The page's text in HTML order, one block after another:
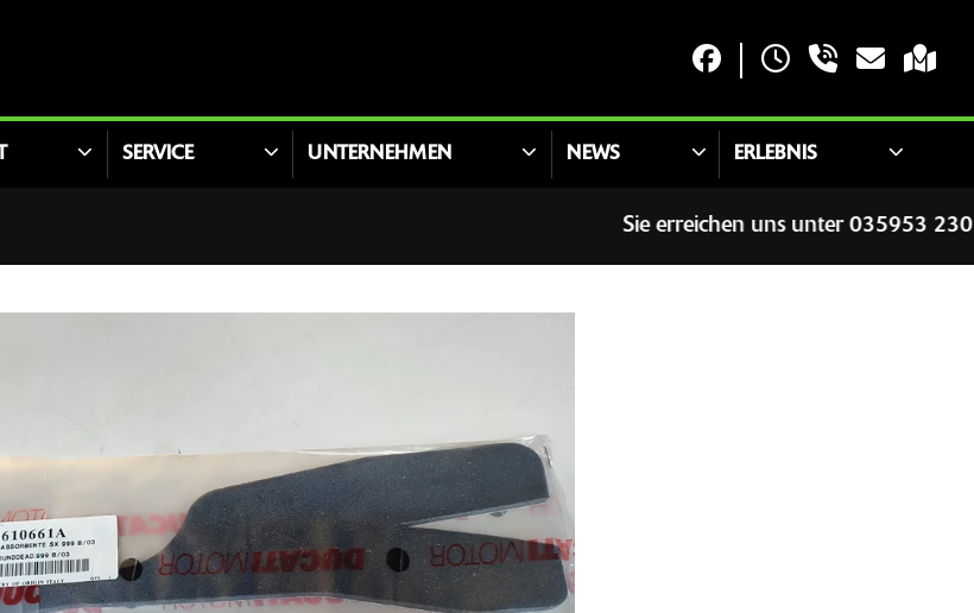
SERVICE UNTERNEHMEN NEWS ERLEBNIS
Sie erreichen uns unter 035953 230